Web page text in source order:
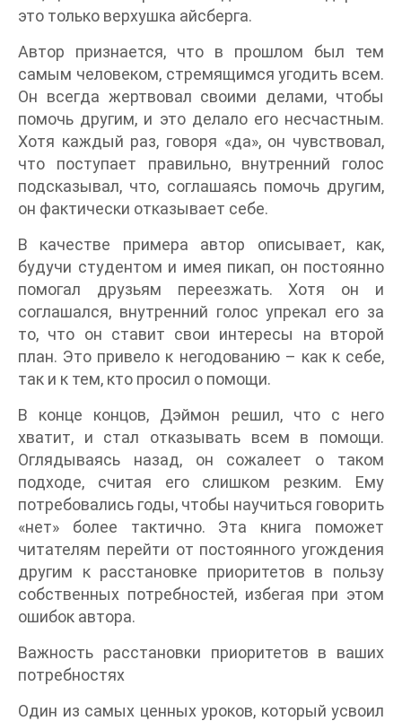
это только верхушка айсберга.
Автор признается, что в прошлом был тем
самым человеком, стремящимся угодить всем.
Он всегда жертвовал своими делами, чтобы
помочь другим, и это делало его несчастным.
Хотя каждый раз, говоря «да», он чувствовал,
что поступает правильно, внутренний голос
подсказывал, что, соглашаясь помочь другим,
он фактически отказывает себе.
В качестве примера автор описывает, как,
будучи студентом и имея пикап, он постоянно
помогал друзьям переезжать. Хотя он и
соглашался, внутренний голос упрекал его за
то, что он ставит свои интересы на второй
план. Это привело к негодованию – как к себе,
так и к тем, кто просил о помощи.
В конце концов, Дэймон решил, что с него
хватит, и стал отказывать всем в помощи.
Оглядываясь назад, он сожалеет о таком
подходе, считая его слишком резким. Ему
потребовались годы, чтобы научиться говорить
«нет» более тактично. Эта книга поможет
читателям перейти от постоянного угождения
другим к расстановке приоритетов в пользу
собственных потребностей, избегая при этом
ошибок автора.
Важность расстановки приоритетов в ваших
потребностях
Один из самых ценных уроков, который усвоил